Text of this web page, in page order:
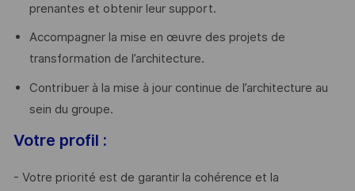
prenantes et obtenir leur support.
Accompagner la mise en œuvre des projets de
transformation de l’architecture.
Contribuer à la mise à jour continue de l’architecture au
sein du groupe.
Votre profil :
- Votre priorité est de garantir la cohérence et la